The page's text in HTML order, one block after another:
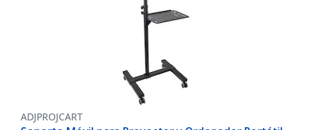
ADJPROJCART